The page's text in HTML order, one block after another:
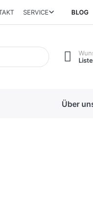
SERVICE BLOG
Liste
Über